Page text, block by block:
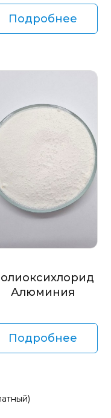
Подробнее
Алюминия
Подробнее